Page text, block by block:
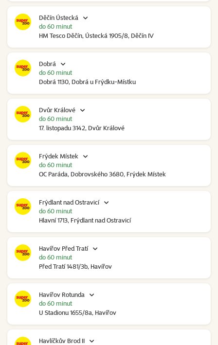
Děčín Ústecká
HM Tesco Děčín, Ústecká 1905/8, Děčín IV
do 60 minut
Dobrá
Dobrá 1130, Dobrá u Frýdku-Místku
do 60 minut
Dvůr Králové
17. listopadu 3142, Dvůr Králové
do 60 minut
Frýdek Místek
OC Paráda, Dobrovského 3680, Frýdek Místek
do 60 minut
Frýdlant nad Ostravicí
Hlavní 1713, Frýdlant nad Ostravicí
do 60 minut
Havířov Před Tratí
Před Tratí 1481/3b, Havířov
do 60 minut
Havířov Rotunda
U Stadionu 1655/8a, Havířov
do 60 minut
Havlíčkův Brod II